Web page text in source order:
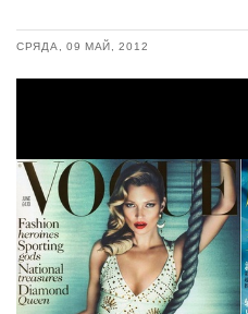
СРЯДА, 09 МАЙ, 2012